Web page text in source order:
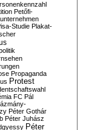
Petőfi-
Studie Plakat-
Propaganda
Protest
FC Pál
Péter Gothár
Péter Juhász
Péter